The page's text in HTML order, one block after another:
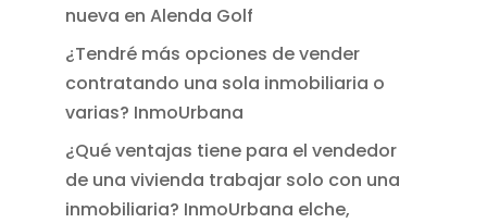
nueva en Alenda Golf
¿Tendré más opciones de vender
contratando una sola inmobiliaria o
varias? InmoUrbana
¿Qué ventajas tiene para el vendedor
de una vivienda trabajar solo con una
inmobiliaria? InmoUrbana elche,